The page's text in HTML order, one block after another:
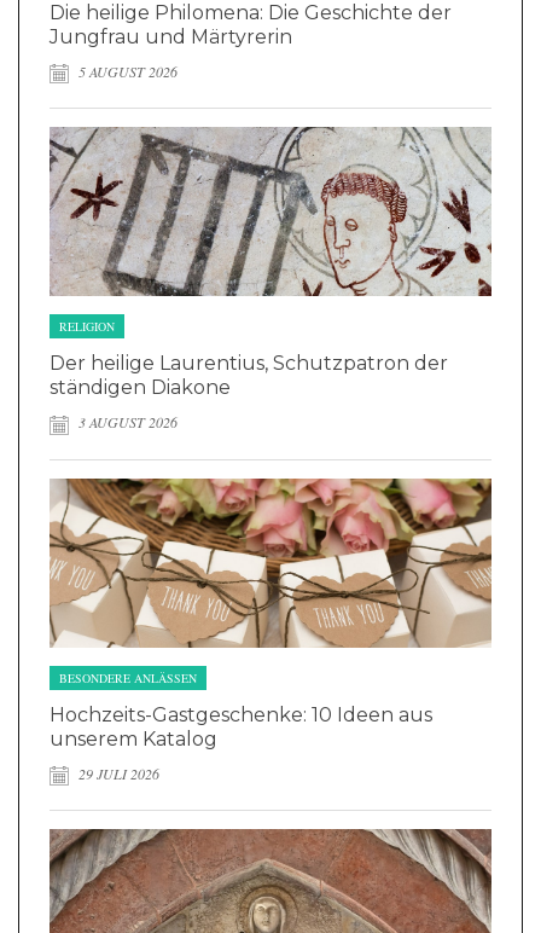
Die heilige Philomena: Die Geschichte der
Jungfrau und Märtyrerin
5 AUGUST 2026
RELIGION
Der heilige Laurentius, Schutzpatron der
ständigen Diakone
3 AUGUST 2026
BESONDERE ANLÄSSEN
Hochzeits-Gastgeschenke: 10 Ideen aus
unserem Katalog
29 JULI 2026